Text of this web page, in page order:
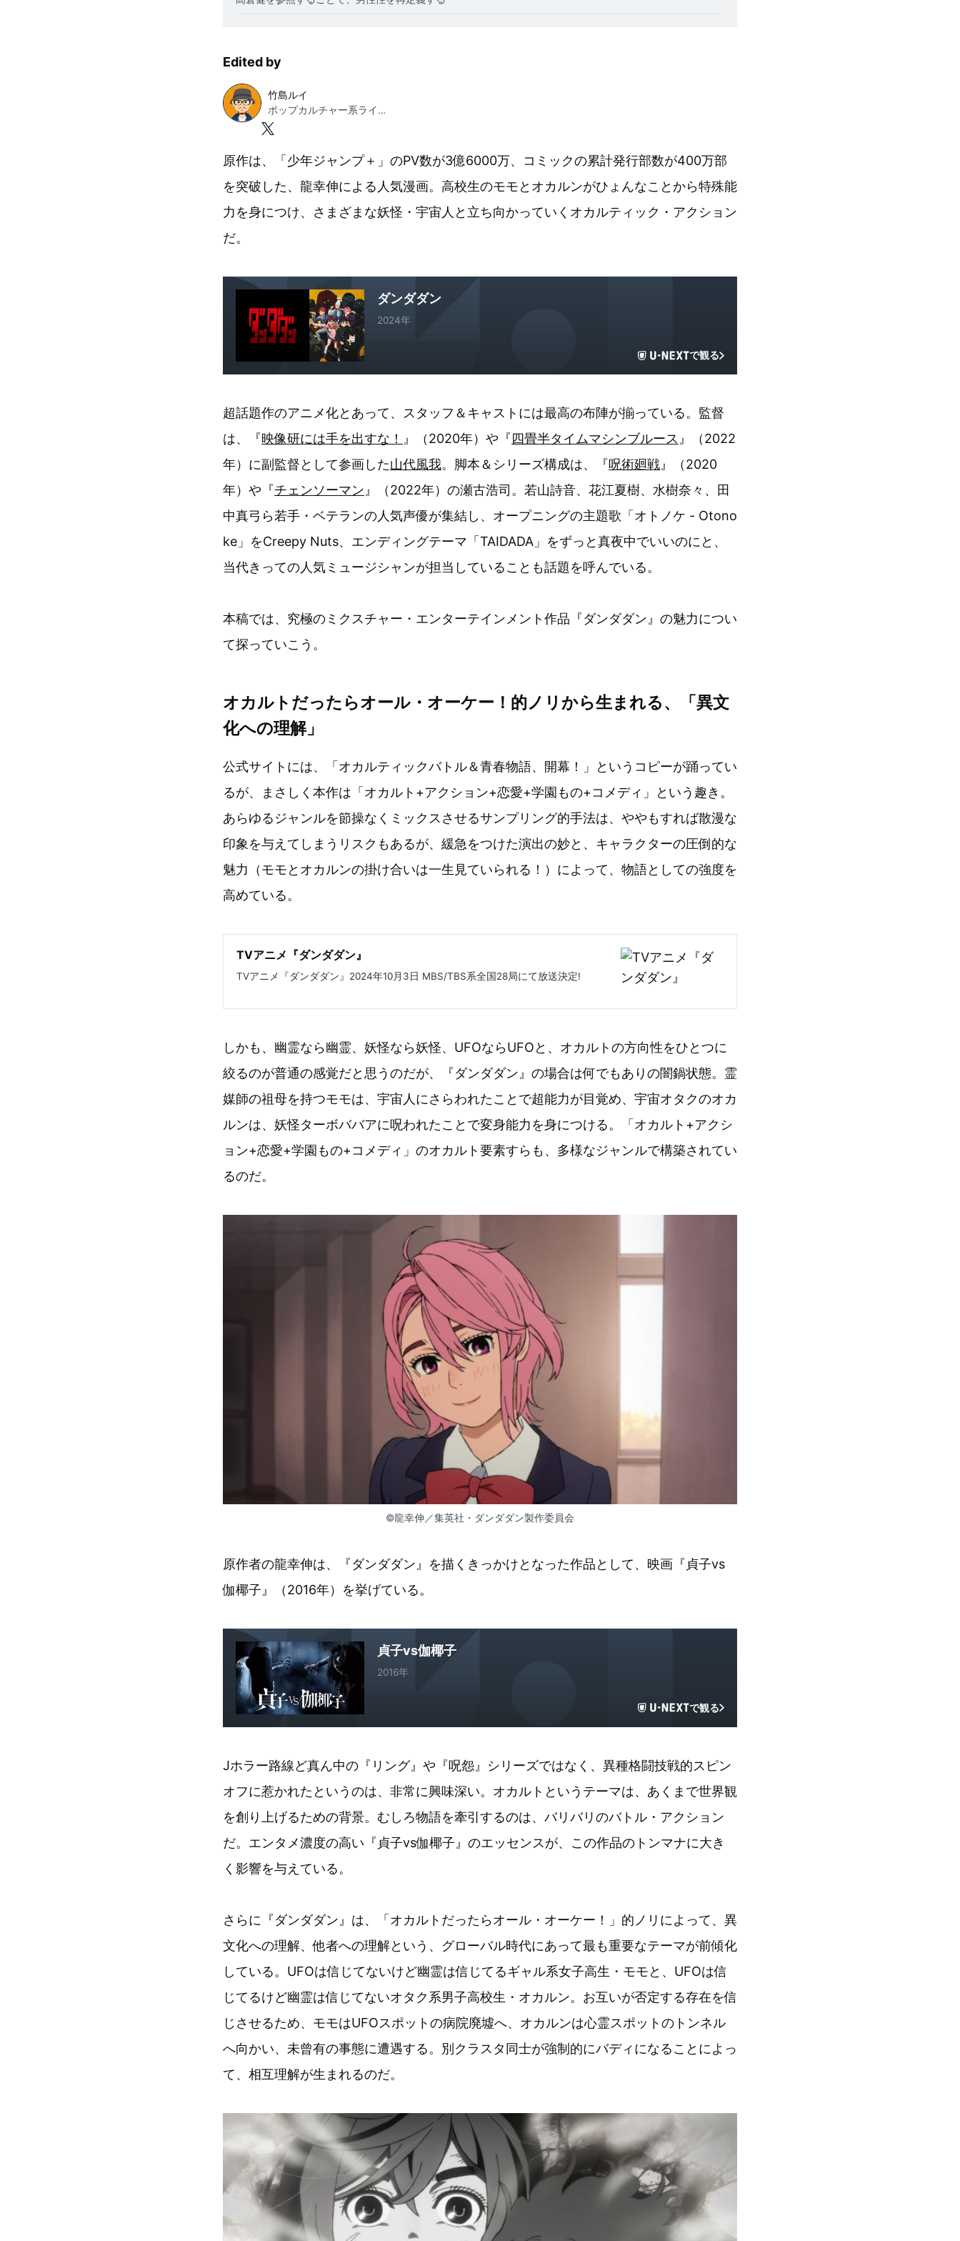
Edited by
竹島ルイ
ポップカルチャー系ライター
原作は、「少年ジャンプ＋」のPV数が3億6000万、コミックの累計発行部数が400万部
を突破した、龍幸伸による人気漫画。高校生のモモとオカルンがひょんなことから特殊能
力を身につけ、さまざまな妖怪・宇宙人と立ち向かっていくオカルティック・アクション
だ。
ダンダダン
2024年
で観る
超話題作のアニメ化とあって、スタッフ＆キャストには最高の布陣が揃っている。監督
は、『映像研には手を出すな！ 』（2020年）や『四畳半タイムマシンブルース』（2022
年）に副監督として参画した山代風我。脚本＆シリーズ構成は、『呪術廻戦』（2020
年）や『チェンソーマン』（2022年）の瀬古浩司。若山詩音、花江夏樹、水樹奈々、田
中真弓ら若手・ベテランの人気声優が集結し、オープニングの主題歌「オトノケ - Otono
ke」をCreepy Nuts、エンディングテーマ「TAIDADA」をずっと真夜中でいいのにと、
当代きっての人気ミュージシャンが担当していることも話題を呼んでいる。
本稿では、究極のミクスチャー・エンターテインメント作品『ダンダダン』の魅力につい
て探っていこう。
オカルトだったらオール・オーケー！的ノリから生まれる、「異文
化への理解」
公式サイトには、「オカルティックバトル＆青春物語、開幕！」というコピーが踊ってい
るが、まさしく本作は「オカルト+アクション+恋愛+学園もの+コメディ」という趣き。
あらゆるジャンルを節操なくミックスさせるサンプリング的手法は、ややもすれば散漫な
印象を与えてしまうリスクもあるが、緩急をつけた演出の妙と、キャラクターの圧倒的な
魅力（モモとオカルンの掛け合いは一生見ていられる！）によって、物語としての強度を
高めている。
TVアニメ『ダンダダン』
TVアニメ『ダンダダン』2024年10月3日 MBS/TBS系全国28局にて放送決定!
しかも、幽霊なら幽霊、妖怪なら妖怪、UFOならUFOと、オカルトの方向性をひとつに
絞るのが普通の感覚だと思うのだが、『ダンダダン』の場合は何でもありの闇鍋状態。霊
媒師の祖母を持つモモは、宇宙人にさらわれたことで超能力が目覚め、宇宙オタクのオカ
ルンは、妖怪ターボババアに呪われたことで変身能力を身につける。「オカルト+アクシ
ョン+恋愛+学園もの+コメディ」のオカルト要素すらも、多様なジャンルで構築されてい
るのだ。
©龍幸伸／集英社・ダンダダン製作委員会
原作者の龍幸伸は、『ダンダダン』を描くきっかけとなった作品として、映画『貞子vs
伽椰子』（2016年）を挙げている。
貞子vs伽椰子
2016年
で観る
Jホラー路線ど真ん中の『リング』や『呪怨』シリーズではなく、異種格闘技戦的スピン
オフに惹かれたというのは、非常に興味深い。オカルトというテーマは、あくまで世界観
を創り上げるための背景。むしろ物語を牽引するのは、バリバリのバトル・アクション
だ。エンタメ濃度の高い『貞子vs伽椰子』のエッセンスが、この作品のトンマナに大き
く影響を与えている。
さらに『ダンダダン』は、「オカルトだったらオール・オーケー！」的ノリによって、異
文化への理解、他者への理解という、グローバル時代にあって最も重要なテーマが前傾化
している。UFOは信じてないけど幽霊は信じてるギャル系女子高生・モモと、UFOは信
じてるけど幽霊は信じてないオタク系男子高校生・オカルン。お互いが否定する存在を信
じさせるため、モモはUFOスポットの病院廃墟へ、オカルンは心霊スポットのトンネル
へ向かい、未曾有の事態に遭遇する。別クラスタ同士が強制的にバディになることによっ
て、相互理解が生まれるのだ。